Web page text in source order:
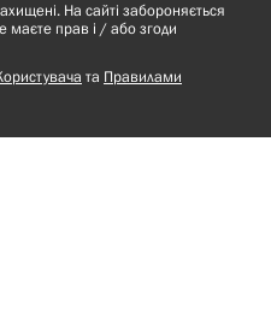
На сайті забороняється
маєте прав і / або згоди
та Правилами